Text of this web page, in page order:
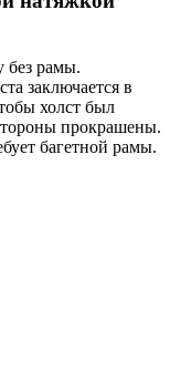
без рамы.
заключается в
холст был
прокрашены.
багетной рамы.